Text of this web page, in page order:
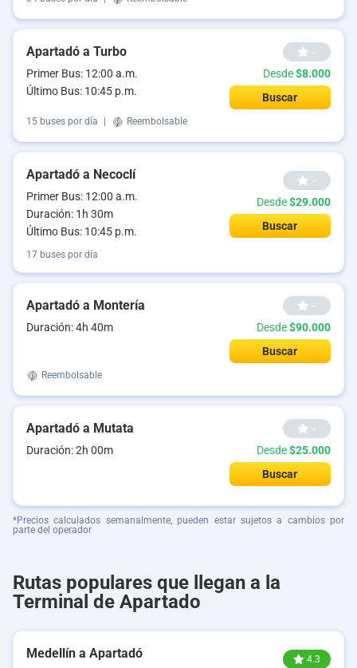
Apartadó a Turbo
Primer Bus: 12:00 a.m.
Último Bus: 10:45 p.m.
--
Desde$8.000
Buscar
15 buses por día Reembolsable
Apartadó a Necoclí
Primer Bus: 12:00 a.m.
Duración: 1h 30m
Último Bus: 10:45 p.m.
--
Desde$29.000
Buscar
17 buses por día
Apartadó a Montería
Duración: 4h 40m
--
Desde$90.000
Buscar
Reembolsable
Apartadó a Mutata
Duración: 2h 00m
--
Desde$25.000
Buscar
*Precios calculados semanalmente, pueden estar sujetos a cambios por
parte del operador
Rutas populares que llegan a la
Terminal de Apartado
Medellín a Apartadó 4.3